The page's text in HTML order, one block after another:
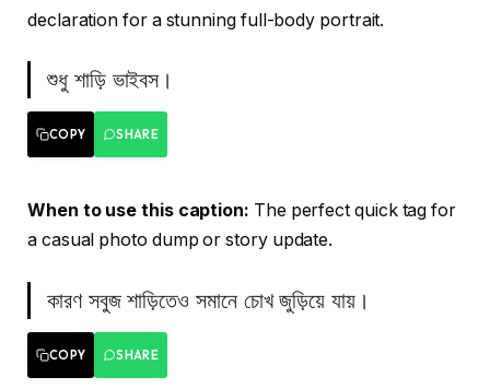
declaration for a stunning full-body portrait.
শুধু শাড়ি ভাইবস।
COPY SHARE
When to use this caption: The perfect quick tag for
a casual photo dump or story update.
কারণ সবুজ শাড়িতেও সমানে চোখ জুড়িয়ে যায়।
COPY SHARE